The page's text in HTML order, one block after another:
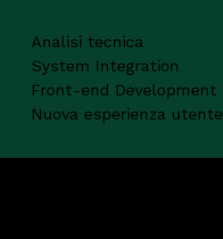
Analisi tecnica
System Integration
Front-end Development
Nuova esperienza utente